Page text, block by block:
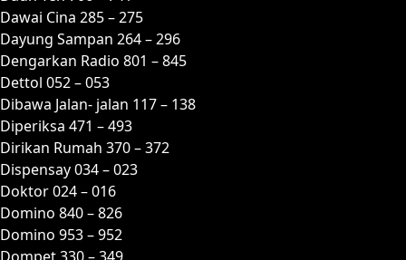
Dawai Cina 285 – 275
Dayung Sampan 264 – 296
Dengarkan Radio 801 – 845
Dettol 052 – 053
Dibawa Jalan- jalan 117 – 138
Diperiksa 471 – 493
Dirikan Rumah 370 – 372
Dispensay 034 – 023
Doktor 024 – 016
Domino 840 – 826
Domino 953 – 952